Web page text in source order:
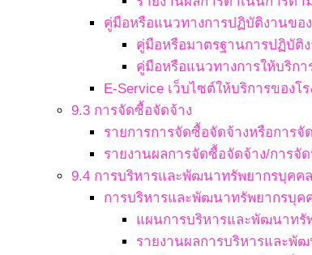
คู่มือหรือแนวทางการปฏิบัติงานขอ
คู่มือหรือมาตรฐานการปฏิบัติ
คู่มือหรือแนวทางการให้บริกา
E-Service เว็บไซต์ให้บริการของโร
9.3 การจัดซื้อจัดจ้าง
รายการการจัดซื้อจัดจ้างหรือการจั
รายงานผลการจัดซื้อจัดจ้าง/การจั
9.4 การบริหารและพัฒนาทรัพยากรบุคคล
การบริหารและพัฒนาทรัพยากรบุค
แผนการบริหารและพัฒนาทรั
รายงานผลการบริหารและพั